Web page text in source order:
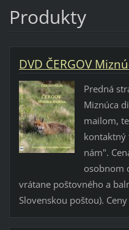
Produkty
DVD ČERGOV
Predná
Miznúca
mailom,
kontaktný
nám".
osobnom
vrátane poštovného a
Slovenskou poštou). Ceny